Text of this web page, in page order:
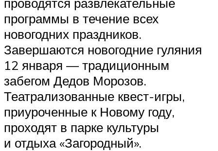
программы в течение всех
новогодних праздников.
Завершаются новогодние гуляния
12 января — традиционным
забегом Дедов Морозов.
Театрализованные квест-игры,
приуроченные к Новому году,
проходят в парке культуры
и отдыха «Загородный».